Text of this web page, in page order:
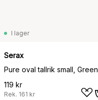
I lager
Serax
Pure oval tallrik small, Green
119 kr
Rek. 161 kr